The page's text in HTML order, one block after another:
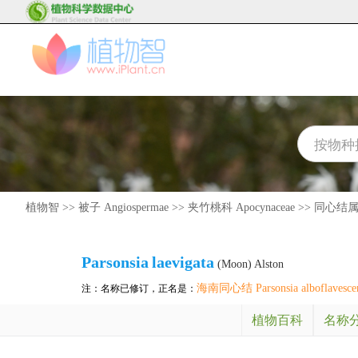
植物智 >> 被子 Angiospermae >> 夹竹桃科 Apocynaceae >> 同心结
Parsonsia laevigata (Moon) Alston
注：名称已修订，正名是： 海南同心结 Parsonsia
植物百科 名称